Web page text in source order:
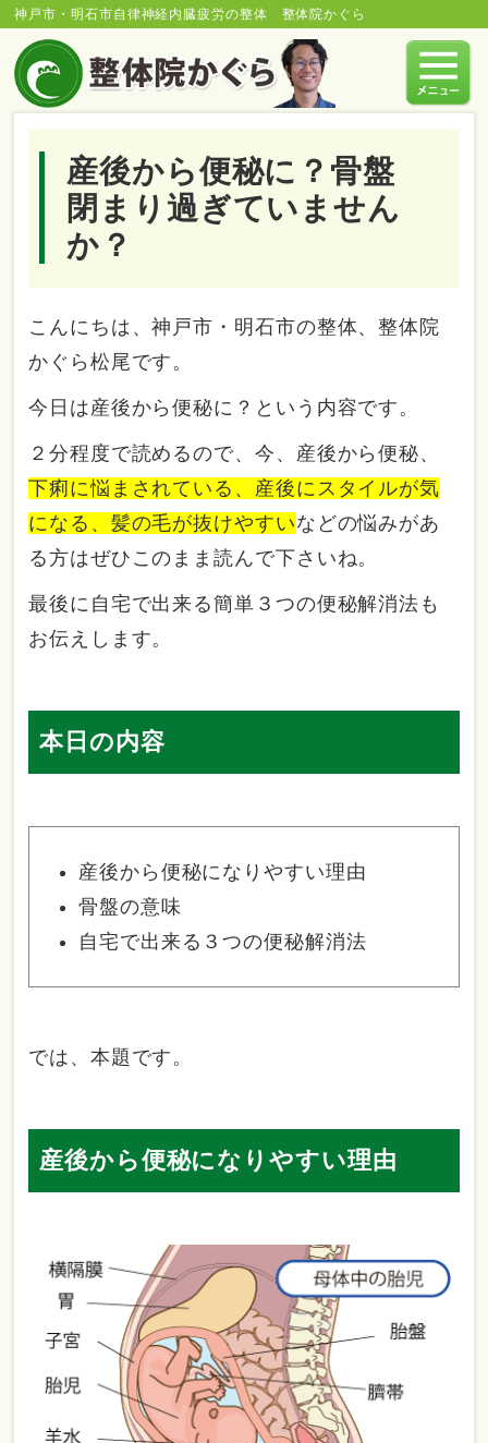
神戸市・明石市自律神経内臓疲労の整体 整体院かぐら
産後から便秘に？骨盤
閉まり過ぎていません
か？
こんにちは、神戸市・明石市の整体、整体院
かぐら松尾です。
今日は産後から便秘に？という内容です。
２分程度で読めるので、今、産後から便秘、
下痢に悩まされている、産後にスタイルが気
になる、髪の毛が抜けやすいなどの悩みがあ
る方はぜひこのまま読んで下さいね。
最後に自宅で出来る簡単３つの便秘解消法も
お伝えします。
本日の内容
産後から便秘になりやすい理由
骨盤の意味
自宅で出来る３つの便秘解消法
では、本題です。
産後から便秘になりやすい理由